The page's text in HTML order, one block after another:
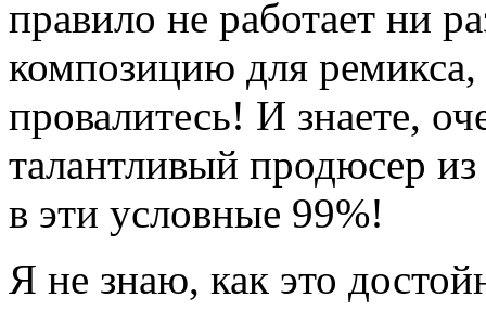
правило не работает ни
композицию для
провалитесь! И знаете,
талантливый продюсер
в эти условные 99%!
Я не знаю, как это